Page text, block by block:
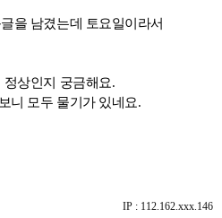
을 남겼는데 토요일이라서
상인지 궁금해요.
니 모두 물기가 있네요.
IP : 112.162.xxx.146